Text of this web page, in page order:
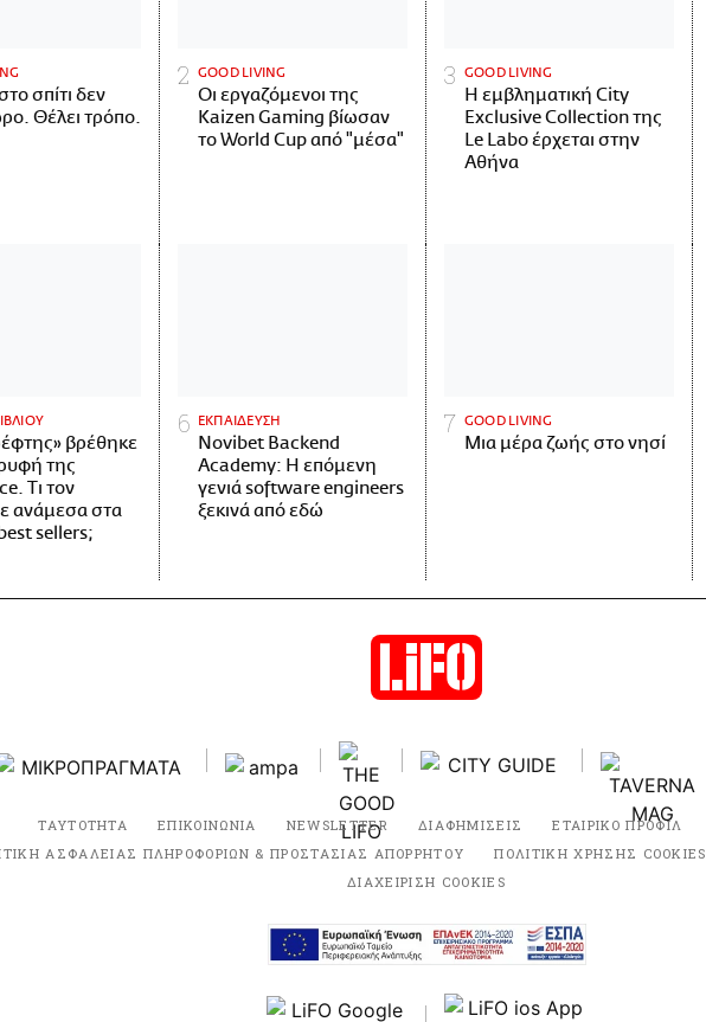
σπίτι δεν
Θέλει τρόπο.
GOOD LIVING
Οι εργαζόμενοι της
Kaizen Gaming βίωσαν
το World Cup από "μέσα"
GOOD LIVING
Η εμβληματική City
Exclusive Collection της
Le Labo έρχεται στην
Αθήνα
βρέθηκε
της
Τι τον
ανάμεσα στα
sellers;
ΕΚΠΑΙΔΕΥΣΗ
Novibet Backend
Academy: Η επόμενη
γενιά software engineers
ξεκινά από εδώ
GOOD LIVING
Μια μέρα ζωής στο νησί
ΤΑΥΤΟΤΗΤΑ ΕΠΙΚΟΙΝΩΝΙΑ NEWSLETTER ΔΙΑΦΗΜΙΣΕΙΣ ΕΤΑΙΡΙΚΟ ΠΡΟΦΙΛ
ΑΣΦΑΛΕΙΑΣ ΠΛΗΡΟΦΟΡΙΩΝ & ΠΡΟΣΤΑΣΙΑΣ ΑΠΟΡΡΗΤΟΥ
ΠΟΛΙΤΙΚΗ ΧΡΗΣΗΣ COOKIES
ΔΙΑΧΕΙΡΙΣΗ COOKIES